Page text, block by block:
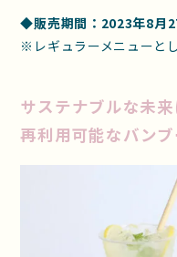
◆販売期間：2023年8月
※レギュラーメニューと
サステナブルな未来
再利用可能なバン